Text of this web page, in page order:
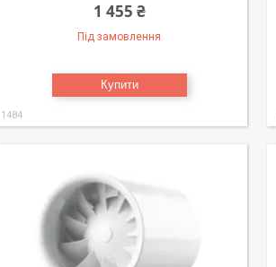
1 455 ₴
Під замовлення
Купити
1484